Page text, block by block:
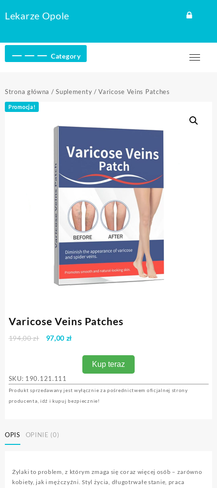
toLekarze Opole
Category
Strona główna /Suplementy / Varicose Veins Patches
Promocja!
Varicose Veins Patches
194,00zł
Pierwotna
97,00 zł
wynosi:
97,00 zł.Kup teraz
SKU: 190.121.111
Produkt sprzedawany jest wyłącznie za pośrednictwem oficjalnej strony
producenta, idź i kupuj bezpiecznie!
OPIS OPINIE (0)
Żylaki to problem, z którym zmaga się coraz więcej osób – zarówno
kobiety, jak i mężczyźni. Styl życia, długotrwałe stanie, praca